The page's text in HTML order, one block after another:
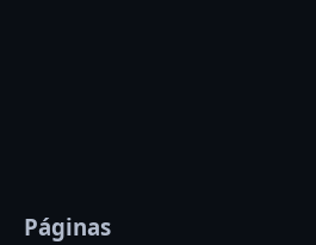
Páginas